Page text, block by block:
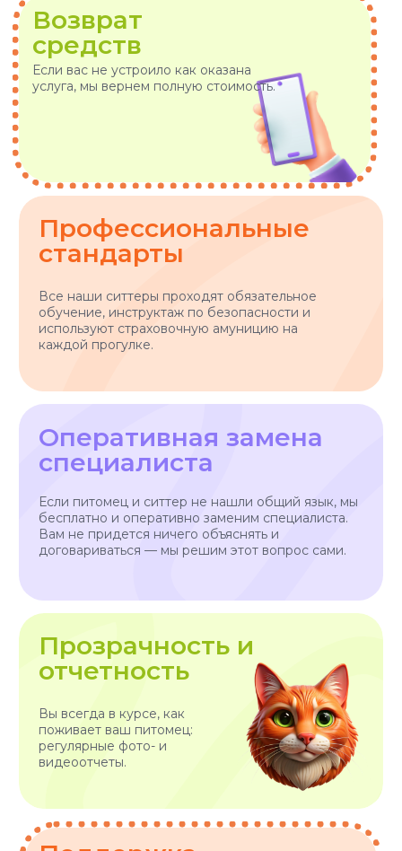
Сервис по выгулу и передержке
домашних животных
АО "ПЭТТЕХ СОЛЮШЕНС"
ИНН: 7814829167
КПП: 781401001
Передержка собак
Няни для собак
Передержка кошек
Все услуги
Выгул собак
О нас
Как все работает?
Блог
Заказать услугу
Договор-оферта
Политика использования cookies
Разработчик сайта - @dalaraas
*Instagram — проект Meta Platforms Inc., деятельность
которой признана экстремистской организацией и
запрещена на территории РФ
8-800-222-59-47
info@voxfordogs.ru